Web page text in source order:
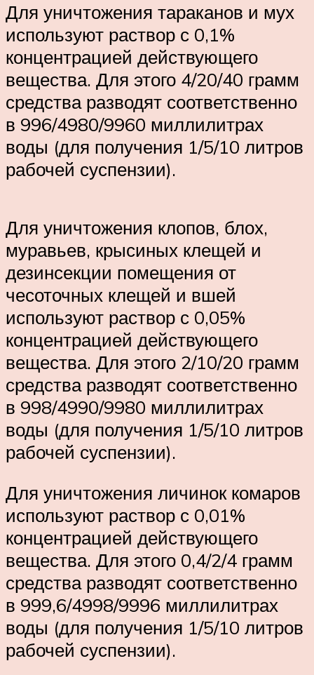
Для уничтожения тараканов и мух
используют раствор с 0,1%
концентрацией действующего
вещества. Для этого 4/20/40 грамм
средства разводят соответственно
в 996/4980/9960 миллилитрах
воды (для получения 1/5/10 литров
рабочей суспензии).
Для уничтожения клопов, блох,
муравьев, крысиных клещей и
дезинсекции помещения от
чесоточных клещей и вшей
используют раствор с 0,05%
концентрацией действующего
вещества. Для этого 2/10/20 грамм
средства разводят соответственно
в 998/4990/9980 миллилитрах
воды (для получения 1/5/10 литров
рабочей суспензии).
Для уничтожения личинок комаров
используют раствор с 0,01%
концентрацией действующего
вещества. Для этого 0,4/2/4 грамм
средства разводят соответственно
в 999,6/4998/9996 миллилитрах
воды (для получения 1/5/10 литров
рабочей суспензии).